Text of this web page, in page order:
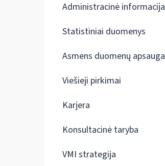
Administracinė informacija
Statistiniai duomenys
Asmens duomenų apsauga
Viešieji pirkimai
Karjera
Konsultacinė taryba
VMI strategija